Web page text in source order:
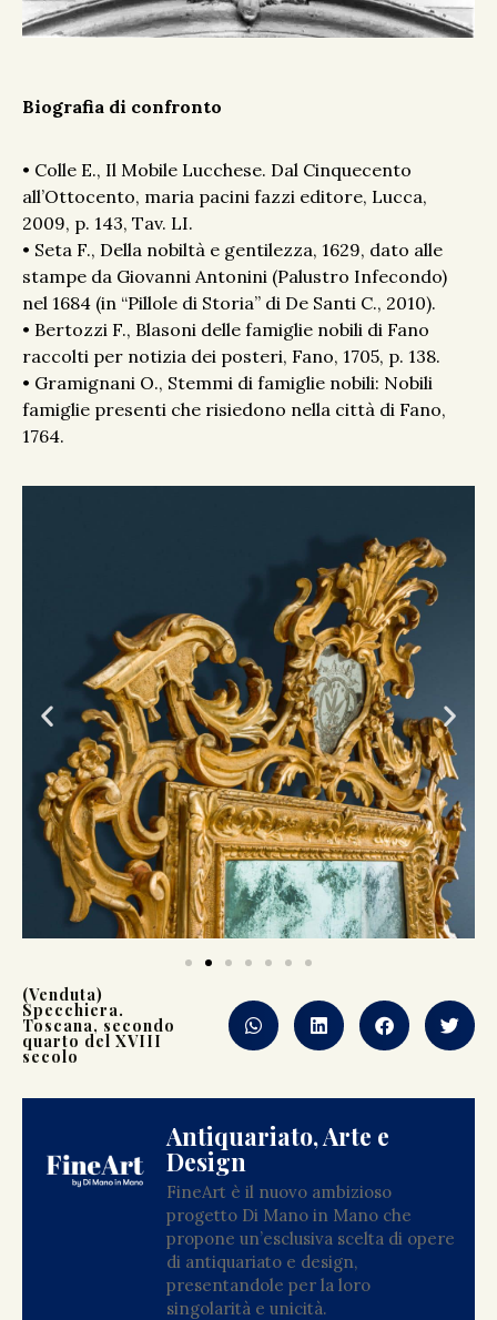
Biografia di confronto
• Colle E., Il Mobile Lucchese. Dal Cinquecento
all’Ottocento, maria pacini fazzi editore, Lucca,
2009, p. 143, Tav. LI.
• Seta F., Della nobiltà e gentilezza, 1629, dato alle
stampe da Giovanni Antonini (Palustro Infecondo)
nel 1684 (in “Pillole di Storia” di De Santi C., 2010).
• Bertozzi F., Blasoni delle famiglie nobili di Fano
raccolti per notizia dei posteri, Fano, 1705, p. 138.
• Gramignani O., Stemmi di famiglie nobili: Nobili
famiglie presenti che risiedono nella città di Fano,
1764.
(Venduta)
Specchiera.
Toscana, secondo
quarto del XVIII
secolo
Antiquariato, Arte e
Design
FineArt è il nuovo ambizioso
progetto Di Mano in Mano che
propone un’esclusiva scelta di opere
di antiquariato e design,
presentandole per la loro
singolarità e unicità.